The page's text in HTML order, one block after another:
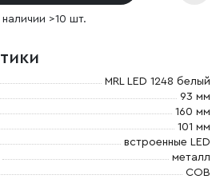
наличии >10 шт.
MRL LED 1248 белый
93 мм
160 мм
101 мм
встроенные LED
металл
COB